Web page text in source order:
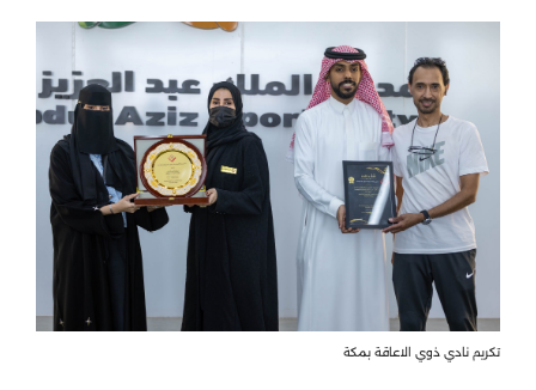
تكريم نادي ذوي الاعاقة بمكة